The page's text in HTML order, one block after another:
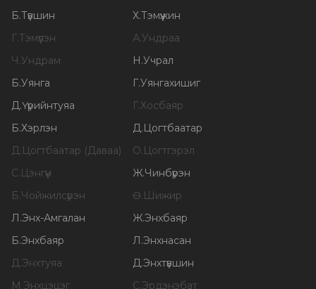
Б.Түвшин Х.Тэмүүжин
Г.Тэмүүлэн А.Ундраа
Ч.Ундрам Н.Учрал
Б.Уянга Г.Уянгахишиг
Д.Үүрийнтуяа Г.Хосбаяр
Б.Хэрлэн Д.Цогтбаатар
Д.Цогтбаатар (Даваа) О.Цогтгэрэл
С.Цэнгүүн Ж.Чинбүрэн
Б.Чойжилсүрэн Ө.Шижир
Л.Энх-Амгалан Ж.Энхбаяр
Б.Энхбаяр Л.Энхнасан
Д.Энхтуяа Д.Энхтүвшин
М.Энхцэцэг С.Эрдэнэбат